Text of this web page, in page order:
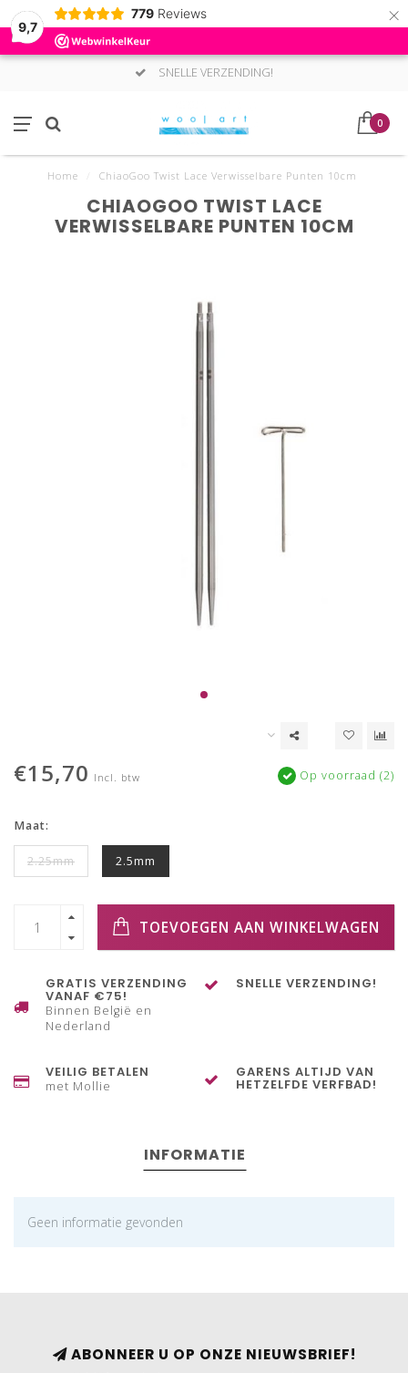
9,7
779 Reviews ×
SNELLE VERZENDING!
0
Home ChiaoGoo Twist Lace Verwisselbare Punten 10cm
CHIAOGOO TWIST LACE
VERWISSELBARE PUNTEN 10CM
€15,70 Incl. btw Op voorraad (2)
Maat:
2.25mm 2.5mm
TOEVOEGEN AAN WINKELWAGEN
GRATIS VERZENDING
VANAF €75!
Binnen België en
Nederland
SNELLE VERZENDING!
VEILIG BETALEN
met Mollie
GARENS ALTIJD VAN
HETZELFDE VERFBAD!
INFORMATIE
Geen informatie gevonden
ABONNEER U OP ONZE NIEUWSBRIEF!